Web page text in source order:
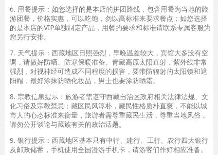
6. 用餐提示：如您选择的是本店的拼团路线，包含用餐为当地的旅
游团餐，价格实惠，可以吃饱，勿以高标准来要求餐点；如您选择
的是本店的VIP单独制定产品，用餐的要求和标准请联系专属客服为
您另行安排。
7. 天气提示：西藏地区日照强烈，早晚温差较大，宾馆大多没有空
调，请做好防晒、防寒保暖准备。青藏高原太阳直射，紫外线非常
强烈，对视神经可造成不同程度的损害，要带防辐射的太阳镜和遮
阳帽，最好涂抹防晒化妆品，男士也要涂防晒霜。
8. 宗教信息提示：旅游者需遵守西藏自治区政府相关法律法规、文
化习俗及宗教禁忌；藏区民风淳朴，藏民性格质朴直爽，不能以城
市人的心态标准来衡量，旅游者需尊重藏民生活，尊重当地风俗，
请勿公开谈论与藏族有关的政治话题。
9. 银行提示：西藏地区基本只有中行、建行、工行、农行四大银行
及邮政储蓄，手机使用全国漫游手机卡，请游客们作好相应准备。